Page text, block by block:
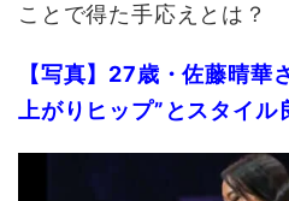
ことで得た手応えとは？
【写真】27歳・佐藤晴華
上がりヒップ”とスタイ